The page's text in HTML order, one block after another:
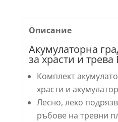
Bosch
Описание
Акумулаторна
за храсти и
Комплект
храсти и
Лесно, леко
ръбове на тревни